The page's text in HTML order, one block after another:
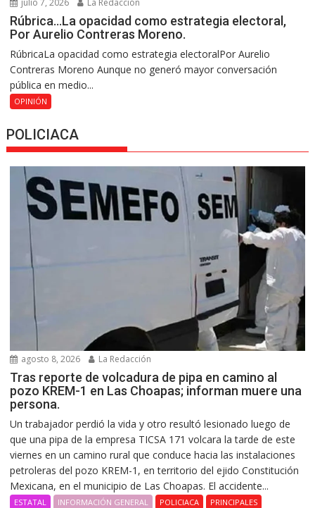
julio 7, 2026 La Redacción
Rúbrica…La opacidad como estrategia electoral,
Por Aurelio Contreras Moreno.
RúbricaLa opacidad como estrategia electoralPor Aurelio
Contreras Moreno Aunque no generó mayor conversación
pública en medio...
OPINIÓN
POLICIACA
agosto 8, 2026 La Redacción
Tras reporte de volcadura de pipa en camino al
pozo KREM-1 en Las Choapas; informan muere una
persona.
Un trabajador perdió la vida y otro resultó lesionado luego de
que una pipa de la empresa TICSA 171 volcara la tarde de este
viernes en un camino rural que conduce hacia las instalaciones
petroleras del pozo KREM-1, en territorio del ejido Constitución
Mexicana, en el municipio de Las Choapas. El accidente...
ESTATAL INFORMACIÓN GENERAL POLICIACA PRINCIPALES